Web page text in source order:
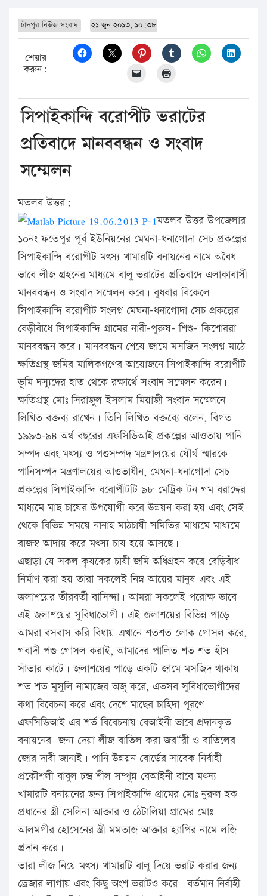
চাঁদপুর নিউজ সংবাদ ২১ জুন ২০১৩, ১০:৩৮
শেয়ার
করুন:
সিপাইকান্দি বরোপীট ভরাটের
প্রতিবাদে মানববন্ধন ও সংবাদ
সম্মেলন
মতলব উত্তর:
মতলব উত্তর উপজেলার
১০নং ফতেপুর পূর্ব ইউনিয়নের মেঘনা-ধনাগোদা সেচ প্রকল্পের
সিপাইকান্দি বরোপীট মৎস্য খামারটি বনায়নের নামে অবৈধ
ভাবে লীজ গ্রহনের মাধ্যমে বালু ভরাটের প্রতিবাদে এলাকাবাসী
মানববন্ধন ও সংবাদ সম্মেলন করে। বুধবার বিকেলে
সিপাইকান্দি বরোপীট সংলগ্ন মেঘনা-ধনাগোদা সেচ প্রকল্পের
বেড়ীবাঁধে সিপাইকান্দি গ্রামের নারী-পুরুষ- শিশু- কিশোররা
মানববন্ধন করে। মানববন্ধন শেষে জামে মসজিদ সংলগ্ন মাঠে
ক্ষতিগ্রস্থ জমির মালিকগণের আয়োজনে সিপাইকান্দি বরোপীট
ভূমি দস্যুদের হাত থেকে রক্ষার্থে সংবাদ সম্মেলন করেন।
ক্ষতিগ্রস্থ মোঃ সিরাজুল ইসলাম মিয়াজী সংবাদ সম্মেলনে
লিখিত বক্তব্য রাখেন। তিনি লিখিত বক্তব্যে বলেন, বিগত
১৯৯৩-৯৪ অর্থ বছরের এফসিডিআই প্রকল্পের আওতায় পানি
সম্পদ এবং মৎস্য ও পশুসম্পদ মন্ত্রণালয়ের যৌর্থ স্মারকে
পানিসম্পদ মন্ত্রণালয়ের আওতাধীন, মেঘনা-ধনাগোদা সেচ
প্রকল্পের সিপাইকান্দি বরোপীটটি ৯৮ মেট্রিক টন গম বরাদ্দের
মাধ্যমে মাছ চাষের উপযোগী করে উন্নয়ন করা হয় এবং সেই
থেকে বিভিন্ন সময়ে নানাহ মাঠচাষী সমিতির মাধ্যমে মাধ্যমে
রাজস্ব আদায় করে মৎস্য চাষ হয়ে আসছে।
এছাড়া যে সকল কৃষকের চাষী জমি অধিগ্রহন করে বেড়িবাঁধ
নির্মাণ করা হয় তারা সকলেই নিম্ন আয়ের মানুষ এবং এই
জলাশয়ের তীরবর্তী বাসিন্দা। আমরা সকলেই পরোক্ষ ভাবে
এই জলাশয়ের সুবিধাভোগী। এই জলাশয়ের বিভিন্ন পাড়ে
আমরা বসবাস করি বিধায় এখানে শতশত লোক গোসল করে,
গবাদী পশু গোসল করাই, আমাদের পালিত শত শত হাঁস
সাঁতার কাটে। জলাশয়ের পাড়ে একটি জামে মসজিদ থাকায়
শত শত মুসুলি­ নামাজের অজু করে, এতসব সুবিধাভোগীদের
কথা বিবেচনা করে এবং দেশে মাছের চাহিদা পূরণে
এফসিডিআই এর শর্ত বিবেচনায় বেআইনী ভাবে প্রদানকৃত
বনায়নের জন্য দেয়া লীজ বাতিল করা জর“রী ও বাতিলের
জোর দাবী জানাই। পানি উন্নয়ন বোর্ডের সাবেক নির্বাহী
প্রকৌশলী বাবুল চন্দ্র শীল সম্পূন্ন বেআইনী বাবে মৎস্য
খামারটি বনায়নের জন্য সিপাইকান্দি গ্রামের মোঃ নুরুল হক
প্রধানের স্ত্রী সেলিনা আক্তার ও ঠেটালিয়া গ্রামের মোঃ
আলমগীর হোসেনের স্ত্রী মমতাজ আক্তার হ্যাপির নামে লজি
প্রদান করে।
তারা লীজ নিয়ে মৎস্য খামারটি বালু দিয়ে ভরাট করার জন্য
ড্রেজার লাগায় এবং কিছু অংশ ভরাটও করে। বর্তমান নির্বাহী